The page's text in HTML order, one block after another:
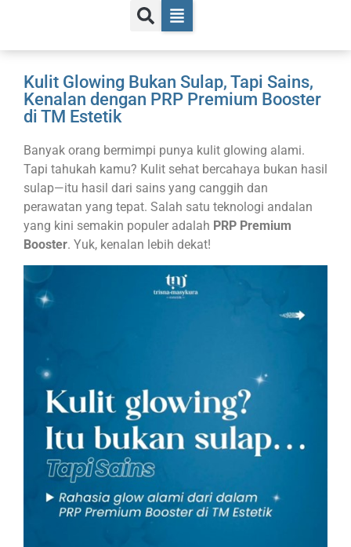
Kulit Glowing Bukan Sulap, Tapi Sains,
Kenalan dengan PRP Premium Booster
di TM Estetik
Banyak orang bermimpi punya kulit glowing alami.
Tapi tahukah kamu? Kulit sehat bercahaya bukan hasil
sulap—itu hasil dari sains yang canggih dan
perawatan yang tepat. Salah satu teknologi andalan
yang kini semakin populer adalah PRP Premium
Booster. Yuk, kenalan lebih dekat!